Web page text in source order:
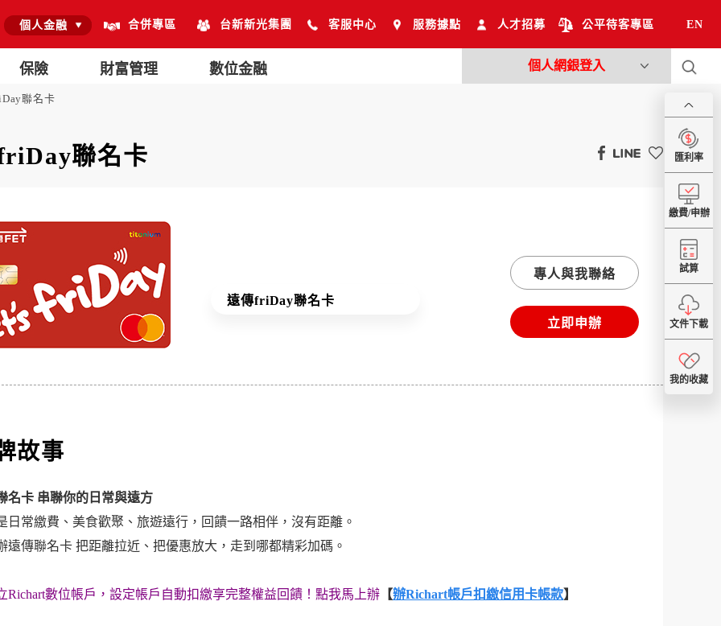
保險 財富管理 數位金融 個人網銀登入
匯利率
繳費/申辦
試算
文件下載
我的收藏
個人金融 合併專區 台新新光集團 客服中心 服務據點 人才招募 公平待客專區 EN
聯名卡
聯名卡
遠傳friDay聯名卡
專人與我聯絡
立即申辦
故事
名卡 串聯你的日常與遠方
日常繳費、美食歡聚、旅遊遠行，回饋一路相伴，沒有距離。
遠傳聯名卡 把距離拉近、把優惠放大，走到哪都精彩加碼。
數位帳戶，設定帳戶自動扣繳享完整權益回饋！ 點我馬上辦 【辦Richart帳戶扣繳信用卡帳款】